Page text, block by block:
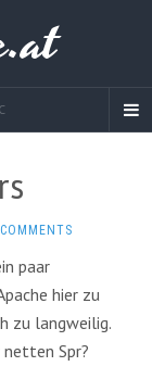
paar
hier zu
zu langweilig.
Spr?